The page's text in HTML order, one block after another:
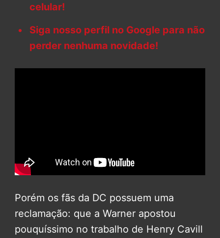
celular!
Siga nosso perfil no Google para não
perder nenhuma novidade!
Porém os fãs da DC possuem uma
reclamação: que a Warner apostou
pouquíssimo no trabalho de Henry Cavill